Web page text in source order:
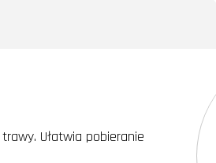
Ułatwia pobieranie